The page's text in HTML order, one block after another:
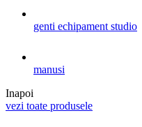
genti echipament studio
manusi
Inapoi
vezi toate produsele